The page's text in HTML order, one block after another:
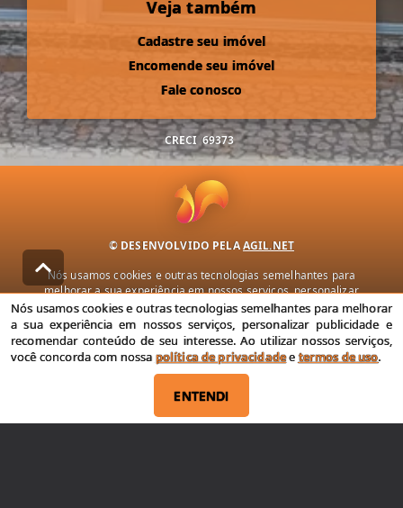
Veja também
Cadastre seu imóvel
Encomende seu imóvel
Fale conosco
CRECI 69373
© DESENVOLVIDO PELAAGIL.NET
Nós usamos cookies e outras tecnologias semelhantes para
melhorar a sua experiência em nossos serviços, personalizar
publicidade e recomendar conteúdo de seu interesse. Ao utilizar
nossos serviços, você concorda com nossa política de privacidade e
termos de uso.
Política de Privacidade Termos de uso
Nós usamos cookies e outras tecnologias semelhantes para melhorar
a sua experiência em nossos serviços, personalizar publicidade e
recomendar conteúdo de seu interesse. Ao utilizar nossos serviços,
você concorda com nossa política de privacidadeetermos de uso.
ENTENDI